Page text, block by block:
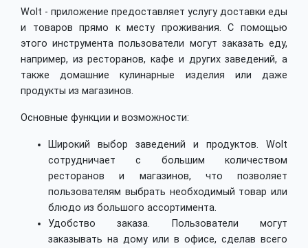
Wolt - приложение предоставляет услугу доставки еды
и товаров прямо к месту проживания. С помощью
этого инструмента пользователи могут заказать еду,
например, из ресторанов, кафе и других заведений, а
также домашние кулинарные изделия или даже
продукты из магазинов.
Основные функции и возможности:
Широкий выбор заведений и продуктов. Wolt
сотрудничает с большим количеством
ресторанов и магазинов, что позволяет
пользователям выбрать необходимый товар или
блюдо из большого ассортимента.
Удобство заказа. Пользователи могут
заказывать на дому или в офисе, сделав всего